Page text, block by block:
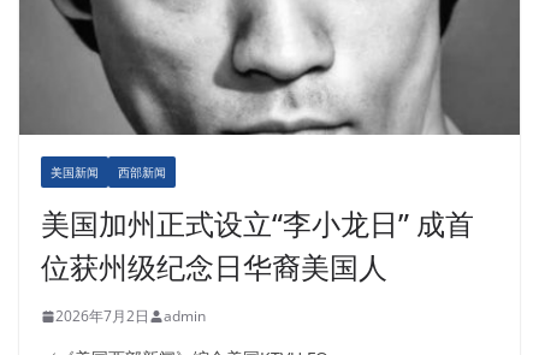
美国新闻 西部新闻
美国加州正式设立“李小龙日” 成首
位获州级纪念日华裔美国人
2026年7月2日 admin